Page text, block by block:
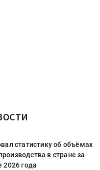
статистику об объёмах
в стране за
2026 года